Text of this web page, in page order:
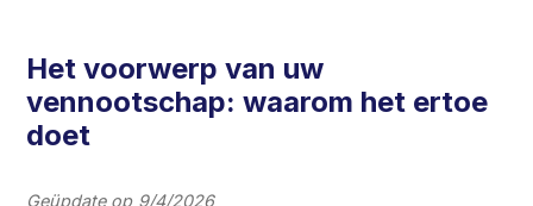
Het voorwerp van uw
vennootschap: waarom het ertoe
doet
Geüpdate op 9/4/2026